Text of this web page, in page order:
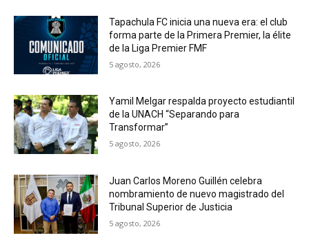
Tapachula FC inicia una nueva era: el club
forma parte de la Primera Premier, la élite
de la Liga Premier FMF
5 agosto, 2026
Yamil Melgar respalda proyecto estudiantil
de la UNACH “Separando para
Transformar”
5 agosto, 2026
Juan Carlos Moreno Guillén celebra
nombramiento de nuevo magistrado del
Tribunal Superior de Justicia
5 agosto, 2026